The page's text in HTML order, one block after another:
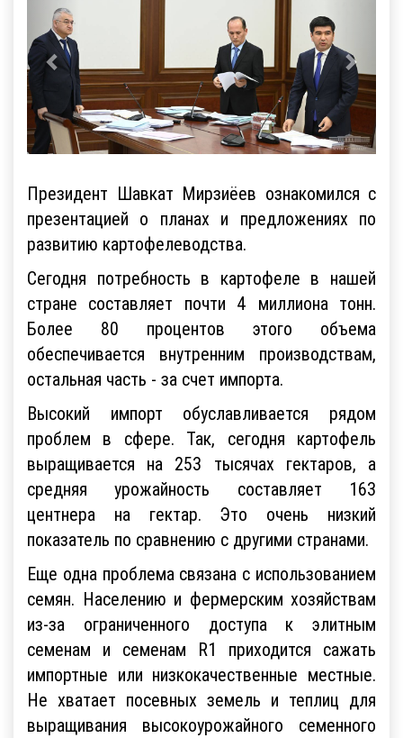
Президент Шавкат Мирзиёев ознакомился с
презентацией о планах и предложениях по
развитию картофелеводства.
Сегодня потребность в картофеле в нашей
стране составляет почти 4 миллиона тонн.
Более 80 процентов этого объема
обеспечивается внутренним производствам,
остальная часть - за счет импорта.
Высокий импорт обуславливается рядом
проблем в сфере. Так, сегодня картофель
выращивается на 253 тысячах гектаров, а
средняя урожайность составляет 163
центнера на гектар. Это очень низкий
показатель по сравнению с другими странами.
Еще одна проблема связана с использованием
семян. Населению и фермерским хозяйствам
из-за ограниченного доступа к элитным
семенам и семенам R1 приходится сажать
импортные или низкокачественные местные.
Не хватает посевных земель и теплиц для
выращивания высокоурожайного семенного